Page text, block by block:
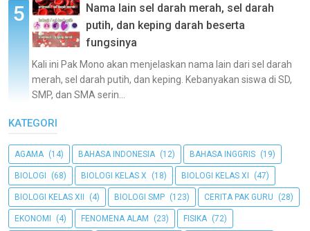
Nama lain sel darah merah, sel darah
putih, dan keping darah beserta
fungsinya
Kali ini Pak Mono akan menjelaskan nama lain dari sel darah
merah, sel darah putih, dan keping. Kebanyakan siswa di SD,
SMP, dan SMA serin...
KATEGORI
AGAMA (14) BAHASA INDONESIA (12) BAHASA INGGRIS (19)
BIOLOGI (68) BIOLOGI KELAS X (18) BIOLOGI KELAS XI (47)
BIOLOGI KELAS XII (4) BIOLOGI SMP (123) CERITA PAK GURU (28)
EKONOMI (4) FENOMENA ALAM (23) FISIKA (72)